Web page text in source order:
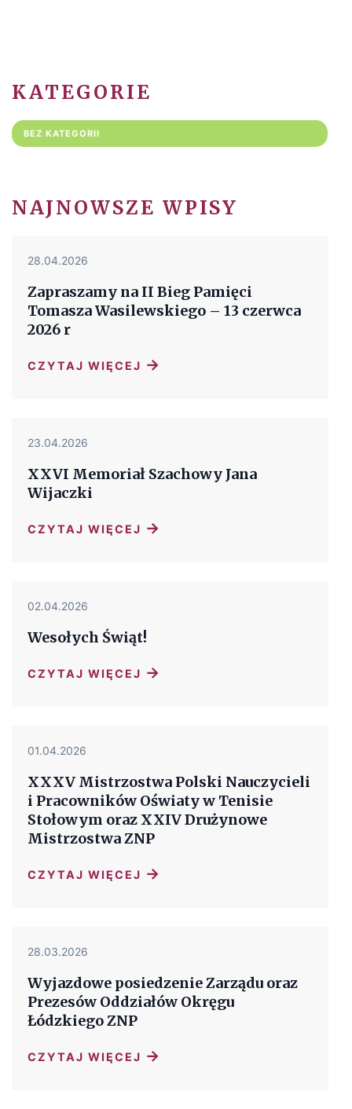
KATEGORIE
BEZ KATEGORII
NAJNOWSZE WPISY
28.04.2026
Zapraszamy na II Bieg Pamięci
Tomasza Wasilewskiego – 13 czerwca
2026 r
CZYTAJ WIĘCEJ →
23.04.2026
XXVI Memoriał Szachowy Jana
Wijaczki
CZYTAJ WIĘCEJ →
02.04.2026
Wesołych Świąt!
CZYTAJ WIĘCEJ →
01.04.2026
XXXV Mistrzostwa Polski Nauczycieli
i Pracowników Oświaty w Tenisie
Stołowym oraz XXIV Drużynowe
Mistrzostwa ZNP
CZYTAJ WIĘCEJ →
28.03.2026
Wyjazdowe posiedzenie Zarządu oraz
Prezesów Oddziałów Okręgu
Łódzkiego ZNP
CZYTAJ WIĘCEJ →